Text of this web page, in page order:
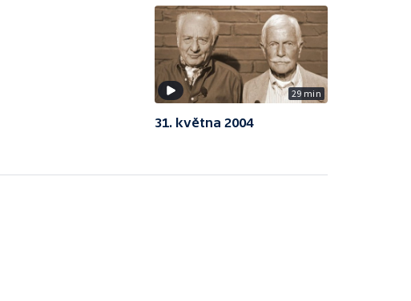
29 min
31. května 2004